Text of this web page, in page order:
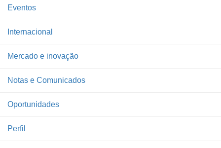
Eventos
Internacional
Mercado e inovação
Notas e Comunicados
Oportunidades
Perfil